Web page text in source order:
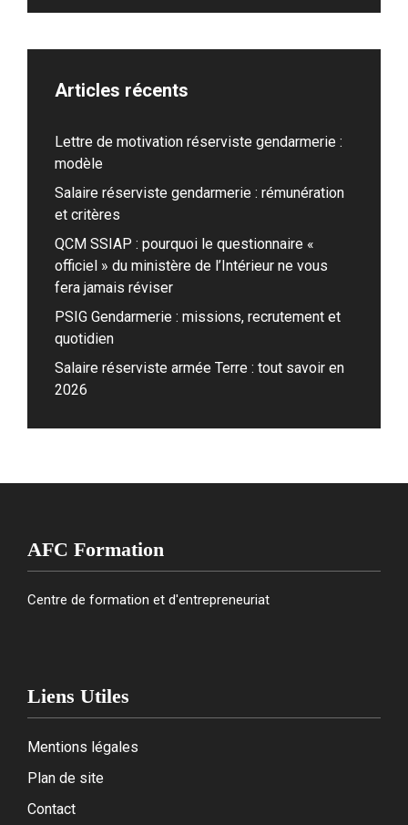
Articles récents
Lettre de motivation réserviste gendarmerie :
modèle
Salaire réserviste gendarmerie : rémunération
et critères
QCM SSIAP : pourquoi le questionnaire «
officiel » du ministère de l’Intérieur ne vous
fera jamais réviser
PSIG Gendarmerie : missions, recrutement et
quotidien
Salaire réserviste armée Terre : tout savoir en
2026
AFC Formation
Centre de formation et d'entrepreneuriat
Liens Utiles
Mentions légales
Plan de site
Contact